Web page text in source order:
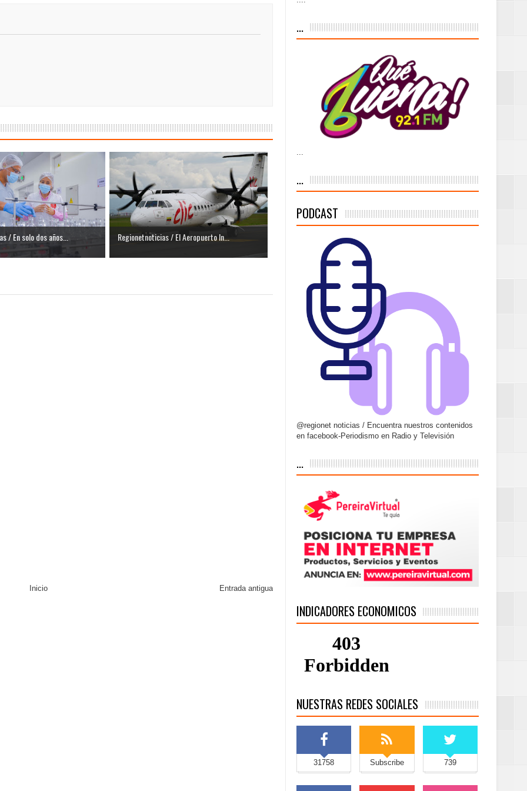
/ Dosquebradas fortalece la respuesta frente a tres Alertas Tempranas con
Medellín fue inmovilizado un bus que estaba siendo lavado en la vía pública y
ponen en máxima alerta al Tolima
MENDEZ ( MIAMI ) Cali se blinda con amplio dispositivo de
y siete meses, la Fábrica de Licores del Tolima alcanzó el 94 % de la meta de
años de gobierno
/ En solo dos años... Regionetnoticias / El Aeropuerto In...
Entrada antigua
Inicio
...
...
PODCAST
@regionet noticias / Encuentra nuestros contenidos
en facebook-Periodismo en Radio y Televisión
...
INDICADORES ECONOMICOS
NUESTRAS REDES SOCIALES
31758 Subscribe 739